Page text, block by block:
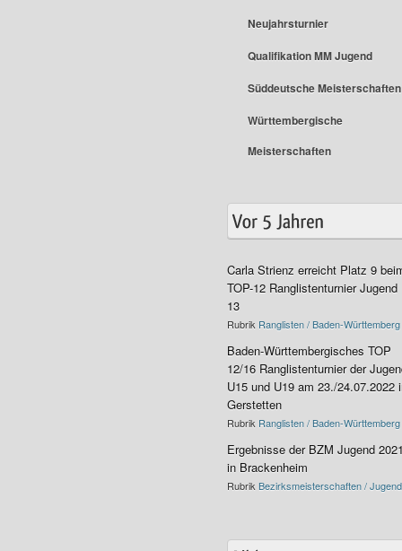
Neujahrsturnier
Qualifikation MM Jugend
Süddeutsche Meisterschaften
Württembergische
Meisterschaften
Carla Strienz erreicht Platz 9
TOP-12 Ranglistenturnier Jugend
13
Rubrik Ranglisten / Baden-Württemberg
Baden-Württembergisches TOP
12/16 Ranglistenturnier der
U15 und U19 am 23./24.07.2022
Gerstetten
Rubrik Ranglisten / Baden-Württemberg
Ergebnisse der BZM Jugend
in Brackenheim
Rubrik Bezirksmeisterschaften / Jugend